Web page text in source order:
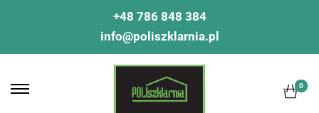
+48 786 848 384
info@poliszklarnia.pl
0